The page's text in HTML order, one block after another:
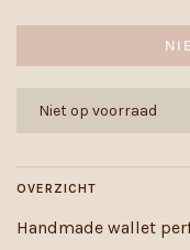
Niet op voorraad
OVERZICHT
Handmade wallet